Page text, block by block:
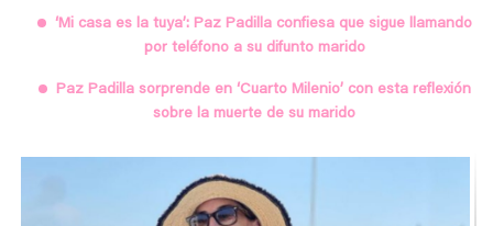
‘Mi casa es la tuya’: Paz Padilla confiesa que sigue llamando
por teléfono a su difunto marido
Paz Padilla sorprende en ‘Cuarto Milenio’ con esta reflexión
sobre la muerte de su marido